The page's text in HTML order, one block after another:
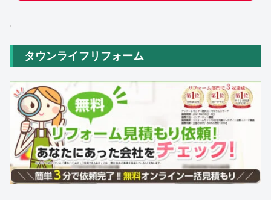
タウンライフリフォーム